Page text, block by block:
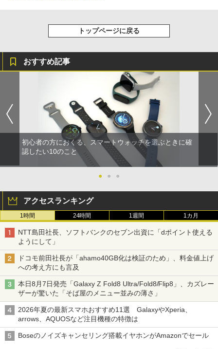
トップページに戻る
おすすめ記事
初心者の方におくる、スマートウォッチを選ぶときに確
認したい10のこと
● ● ●
アクセスランキング
1時間 24時間 1週間 1カ月
NTT島田社長、ソフトバンクのセブン出資に「dポイント使える
ようにして」
ドコモ前田社長が「ahamo40GB化は検証のため」、料金値上げ
への考え方にも言及
本日8月7日発売「Galaxy Z Fold8 Ultra/Fold8/Flip8」、カズレー
ザーが驚いた「そば屋のメニュー並みの薄さ」
2026年夏の最新スマホおすすめ11選 GalaxyやXperia、
arrows、AQUOSなど注目機種の特徴は
Boseのノイズキャンセリング搭載イヤホンがAmazonでセール